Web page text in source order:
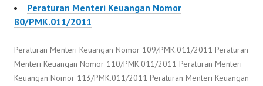
Peraturan Menteri Keuangan Nomor
80/PMK.011/2011
Peraturan Menteri Keuangan Nomor 109/PMK.011/2011 Peraturan
Menteri Keuangan Nomor 110/PMK.011/2011 Peraturan Menteri
Keuangan Nomor 113/PMK.011/2011 Peraturan Menteri Keuangan